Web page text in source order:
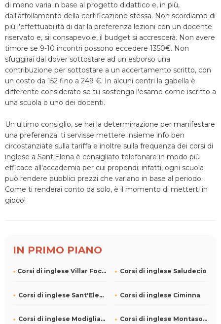
di meno varia in base al progetto didattico e, in più,
dall'affollamento della certificazione stessa. Non scordiamo di
più l'effettuabilità di dar la preferenza lezioni con un docente
riservato e, sii consapevole, il budget si accrescerà. Non avere
timore se 9-10 incontri possono eccedere 1350€. Non
sfuggirai dal dover sottostare ad un esborso una
contribuzione per sottostare a un accertamento scritto, con
un costo da 152 fino a 249 €. In alcuni centri la gabella è
differente considerato se tu sostenga l'esame come iscritto a
una scuola o uno dei docenti.
Un ultimo consiglio, se hai la determinazione per manifestare
una preferenza: ti servisse mettere insieme info ben
circostanziate sulla tariffa e inoltre sulla frequenza dei corsi di
inglese a Sant'Elena è consigliato telefonare in modo più
efficace all'accademia per cui propendi; infatti, ogni scuola
può rendere pubblici prezzi che variano in base al periodo.
Come ti renderai conto da solo, è il momento di metterti in
gioco!
IN PRIMO PIANO
Corsi di inglese Villar Focchiardo Corsi di inglese Saludecio
Corsi di inglese Sant'Elena Corsi di inglese Ciminna
Corsi di inglese Modigliana Corsi di inglese Montasola